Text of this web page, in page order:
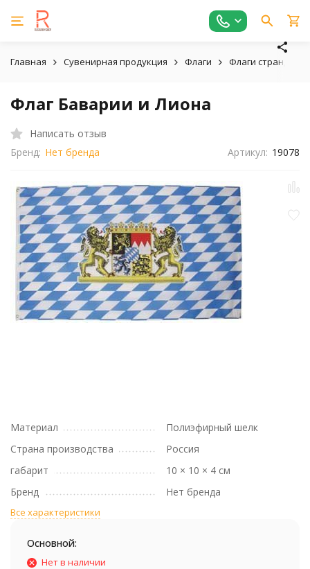
Главная Сувенирная продукция Флаги Флаги стран,
Флаг Баварии и Лиона
Написать отзыв
Бренд: Нет бренда Артикул: 19078
Материал
Полиэфирный шелк
Страна производства
Россия
габарит
10 × 10 × 4 см
Бренд
Нет бренда
Все характеристики
Основной:
Нет в наличии